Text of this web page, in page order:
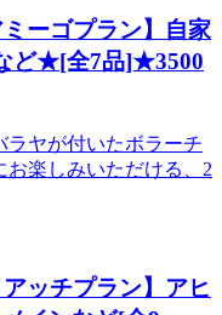
ーゴプラン】自家
ど★[全7品]★3500
ラヤが付いたボラーチ
お楽しみいただける、2
ッチプラン】アヒ